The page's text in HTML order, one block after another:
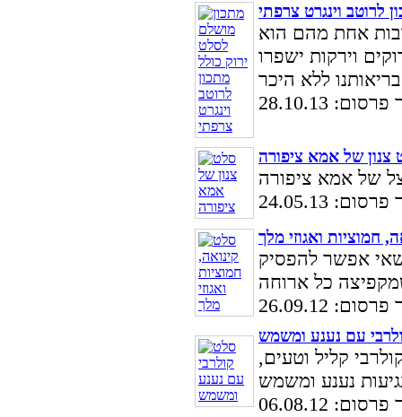
לרוטב וינגרט צרפתי
אחת מהם הוא
וירקות ישפרו
28.10.13
צנון של אמא ציפורה
24.05.13
חמוציות ואגוזי מלך
אפשר להפסיק
26.09.12
עם נענע ומשמש
קליל וטעים,
06.08.12